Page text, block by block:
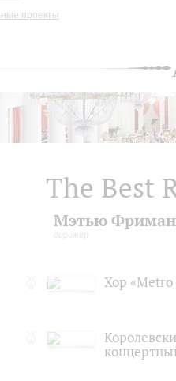
проекты
The Best
Мэтью Фриман
дирижер
Хор «Metro